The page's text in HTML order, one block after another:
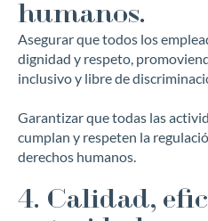
humanos.
Asegurar que todos los
dignidad y respeto,
inclusivo y libre de
Garantizar que todas las
cumplan y respeten la
derechos humanos.
4. Calidad,